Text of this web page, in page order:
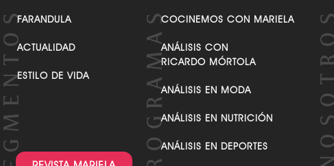
VER TODAS LAS CATEGORÍAS
FARANDULA
ACTUALIDAD
ESTILO DE VIDA
COCINEMOS CON MARIELA
ANÁLISIS CON
RICARDO MÓRTOLA
ANÁLISIS EN MODA
ANÁLISIS EN NUTRICIÓN
ANÁLISIS EN DEPORTES